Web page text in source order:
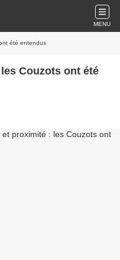
MENU
été entendus
Couzots ont été